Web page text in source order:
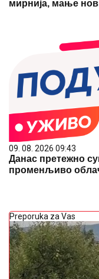
мирнија, мање
09. 08. 2026 09:43
Данас претежно
променљиво
Preporuka za Vas